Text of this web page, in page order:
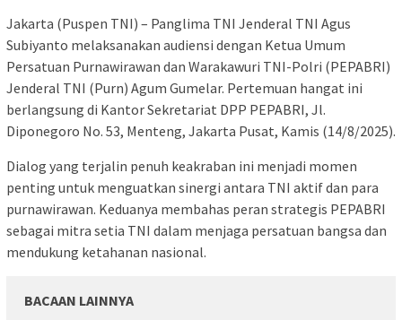
Jakarta (Puspen TNI) – Panglima TNI Jenderal TNI Agus
Subiyanto melaksanakan audiensi dengan Ketua Umum
Persatuan Purnawirawan dan Warakawuri TNI-Polri (PEPABRI)
Jenderal TNI (Purn) Agum Gumelar. Pertemuan hangat ini
berlangsung di Kantor Sekretariat DPP PEPABRI, Jl.
Diponegoro No. 53, Menteng, Jakarta Pusat, Kamis (14/8/2025).
Dialog yang terjalin penuh keakraban ini menjadi momen
penting untuk menguatkan sinergi antara TNI aktif dan para
purnawirawan. Keduanya membahas peran strategis PEPABRI
sebagai mitra setia TNI dalam menjaga persatuan bangsa dan
mendukung ketahanan nasional.
BACAAN LAINNYA